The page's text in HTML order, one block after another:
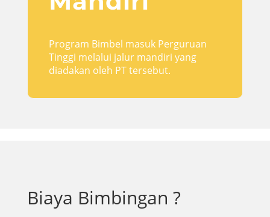
Program Bimbel masuk Perguruan
Tinggi melalui jalur mandiri yang
diadakan oleh PT tersebut.
Biaya Bimbingan ?